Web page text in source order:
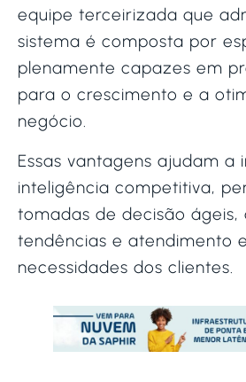
equipe terceirizada que
sistema é composta por
plenamente capazes em
para o crescimento e a
negócio.
Essas vantagens ajudam a
inteligência competitiva,
tomadas de decisão
tendências e atendimento
necessidades dos clientes.